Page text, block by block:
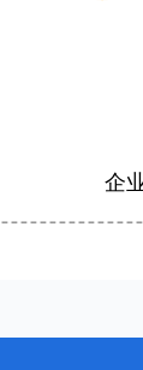
企